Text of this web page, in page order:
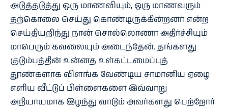
அடுத்தடுத்து ஒரு மாணவியும், ஒரு மாணவரும்
தற்கொலை செய்து கொண்டிருக்கின்றனர் என்ற
செய்தியறிந்து நான் சொல்லொணா அதிர்ச்சியும்
மாபெரும் கவலையும் அடைந்தேன். தங்களது
குடும்பத்தின் உன்னத உள்கட்டமைப்புத்
தூண்களாக விளங்க வேண்டிய சாமானிய ஏழை
எளிய வீட்டுப் பிள்ளைகளை இவ்வாறு
அநியாயமாக இழந்து வாடும் அவர்களது பெற்றோர்